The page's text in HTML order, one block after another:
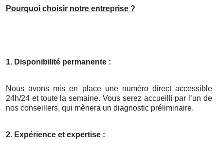
Pourquoi choisir notre entreprise ?
1. Disponibilité permanente :
Nous avons mis en place une numéro direct accessible
24h/24 et toute la semaine. Vous serez accueilli par l’un de
nos conseillers, qui mènera un diagnostic préliminaire.
2. Expérience et expertise :